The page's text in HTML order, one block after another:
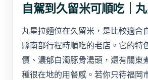
自駕到久留米可順吃｜
丸星拉麵位在久留米，是比較適合
縣南部行程時順吃的老店。它的特
價、濃郁白濁豚骨湯頭，還有關東
種很在地的用餐感。若你只待福岡